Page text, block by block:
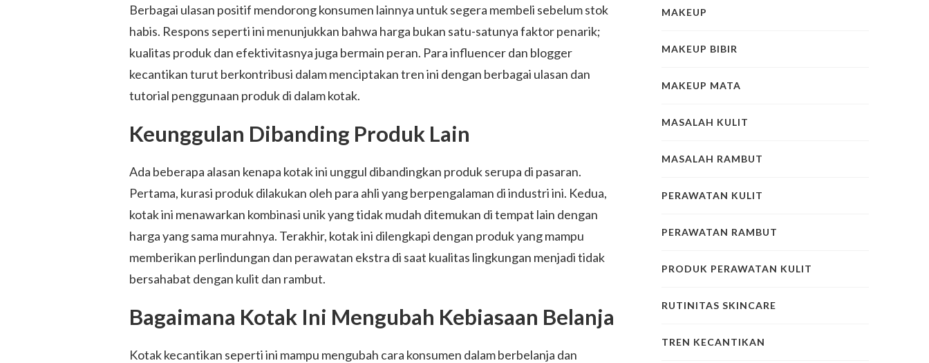
Berbagai ulasan positif mendorong konsumen lainnya untuk segera membeli sebelum stok
habis. Respons seperti ini menunjukkan bahwa harga bukan satu-satunya faktor penarik;
kualitas produk dan efektivitasnya juga bermain peran. Para influencer dan blogger
kecantikan turut berkontribusi dalam menciptakan tren ini dengan berbagai ulasan dan
tutorial penggunaan produk di dalam kotak.
Keunggulan Dibanding Produk Lain
Ada beberapa alasan kenapa kotak ini unggul dibandingkan produk serupa di pasaran.
Pertama, kurasi produk dilakukan oleh para ahli yang berpengalaman di industri ini. Kedua,
kotak ini menawarkan kombinasi unik yang tidak mudah ditemukan di tempat lain dengan
harga yang sama murahnya. Terakhir, kotak ini dilengkapi dengan produk yang mampu
memberikan perlindungan dan perawatan ekstra di saat kualitas lingkungan menjadi tidak
bersahabat dengan kulit dan rambut.
Bagaimana Kotak Ini Mengubah Kebiasaan Belanja
Kotak kecantikan seperti ini mampu mengubah cara konsumen dalam berbelanja dan
MAKEUP
MAKEUP BIBIR
MAKEUP MATA
MASALAH KULIT
MASALAH RAMBUT
PERAWATAN KULIT
PERAWATAN RAMBUT
PRODUK PERAWATAN KULIT
RUTINITAS SKINCARE
TREN KECANTIKAN